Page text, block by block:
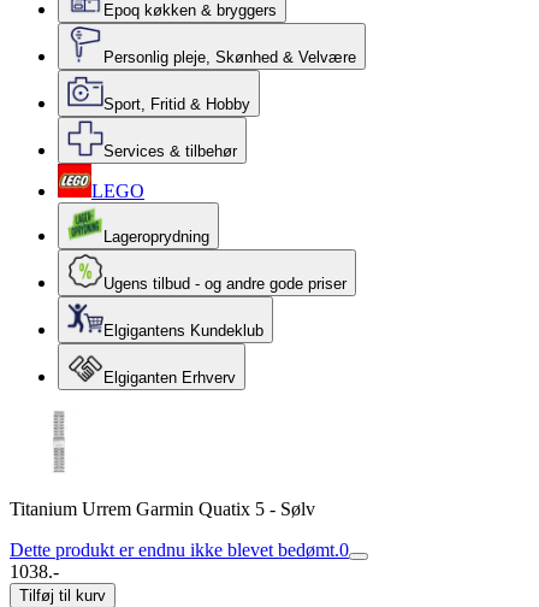
Epoq køkken & bryggers
Personlig pleje, Skønhed & Velvære
Sport, Fritid & Hobby
Services & tilbehør
LEGO
Lageroprydning
Ugens tilbud - og andre gode priser
Elgigantens Kundeklub
Elgiganten Erhverv
Titanium Urrem Garmin Quatix 5 - Sølv
Dette produkt er endnu ikke blevet bedømt.0
1038.-
Tilføj til kurv